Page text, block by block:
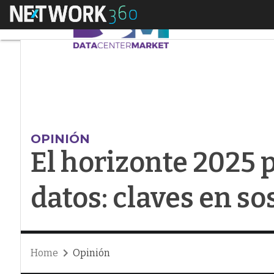
Menú El horizonte 2025
OPINIÓN
El horizonte 2025
datos: claves en
Home Opinión